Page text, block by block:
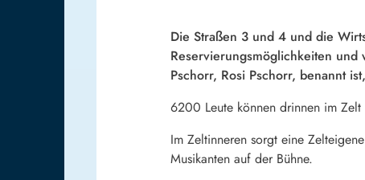
Die Straßen 3 und 4 und die
Reservierungsmöglichkeiten
Pschorr, Rosi Pschorr, benannt
6200 Leute können drinnen im
Im Zeltinneren sorgt eine
Musikanten auf der Bühne.